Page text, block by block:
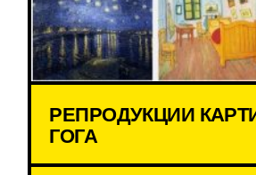
РЕПРОДУКЦИИ
ГОГА